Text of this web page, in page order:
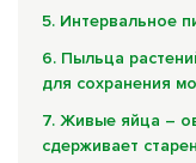
5. Интервальное
6. Пыльца
для сохранения
7. Живые яйца –
сдерживает